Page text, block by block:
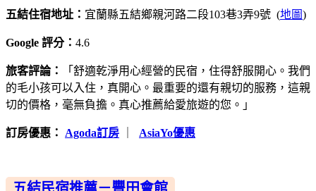
五結住宿地址： 宜蘭縣五結鄉親河路二段103巷3弄9號 (地圖)
Google 評分： 4.6
旅客評論：
「舒適乾淨用心經營的民宿，住得舒服開心。我們
的毛小孩可以入住，真開心。最重要的還有親切的服務，這親
切的價格，毫無負擔。真心推薦給愛旅遊的您。」
訂房優惠： Agoda訂房 AsiaYo優惠